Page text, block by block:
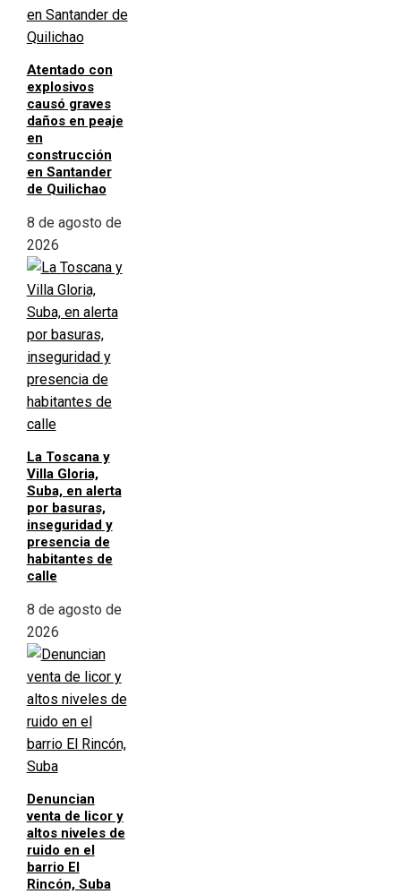
Atentado con
explosivos
causó graves
daños en peaje
en
construcción
en Santander
de Quilichao
8 de agosto de
2026
La Toscana y
Villa Gloria,
Suba, en alerta
por basuras,
inseguridad y
presencia de
habitantes de
calle
8 de agosto de
2026
Denuncian
venta de licor y
altos niveles de
ruido en el
barrio El
Rincón, Suba